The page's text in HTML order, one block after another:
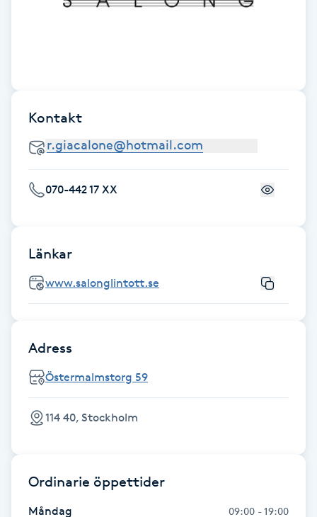
Faceliftmassage
Fettreducering
Fillers
Fotmassage
Fotvård
Fransar
Fransborttagning
Fransfärgning
Kontakt
070-442 17 XX
Länkar
www.salonglintott.se
Adress
Östermalmstorg 59
114 40, Stockholm
Ordinarie öppettider
Måndag 09:00 - 19:00